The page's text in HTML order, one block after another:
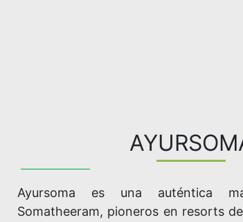
Ayursoma es una auténtica
Somatheeram, pioneros en resorts